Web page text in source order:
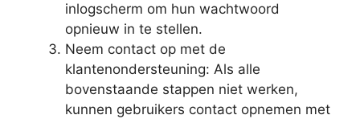
inlogscherm om hun wachtwoord
opnieuw in te stellen.
Neem contact op met de
klantenondersteuning: Als alle
bovenstaande stappen niet werken,
kunnen gebruikers contact opnemen met